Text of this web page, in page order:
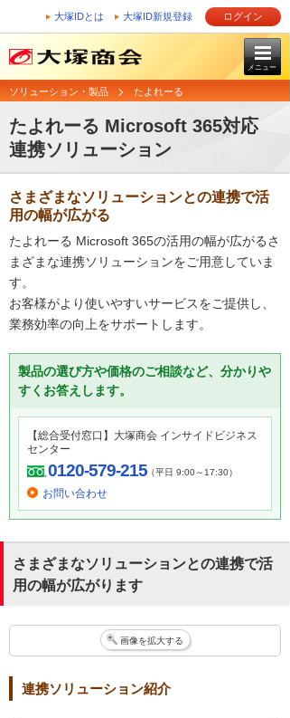
大塚IDとは 大塚ID新規登録 ログイン
メニュー
ソリューション・製品 たよれーる
たよれーる Microsoft 365対応
連携ソリューション
さまざまなソリューションとの連携で活
用の幅が広がる
たよれーる Microsoft 365の活用の幅が広がるさ
まざまな連携ソリューションをご用意していま
す。
お客様がより使いやすいサービスをご提供し、
業務効率の向上をサポートします。
製品の選び方や価格のご相談など、分かりや
すくお答えします。
【総合受付窓口】大塚商会 インサイドビジネス
センター
0120-579-215（平日 9:00～17:30）
お問い合わせ
さまざまなソリューションとの連携で活
用の幅が広がります
画像を拡大する
連携ソリューション紹介